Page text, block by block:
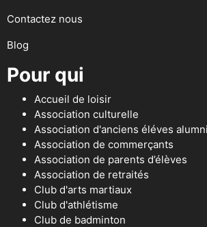
Contactez nous
Blog
Pour qui
Accueil de loisir
Association culturelle
Association d'anciens éléves alumni
Association de commerçants
Association de parents d’élèves
Association de retraités
Club d'arts martiaux
Club d'athlétisme
Club de badminton